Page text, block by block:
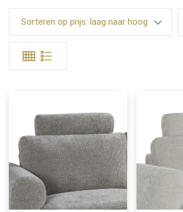
Sorteren op prijs: laag naar hoog